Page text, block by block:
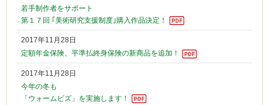
若手制作者をサポート
第１７回 ｢美術研究支援制度｣購入作品決定！
2017年11月28日
定額年金保険、平準払終身保険の新商品を追加！
2017年11月28日
今年の冬も
「ウォームビズ」を実施します！